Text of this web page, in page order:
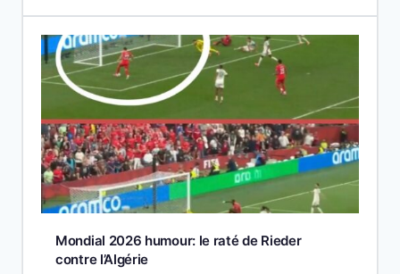
Mondial 2026 humour: le raté de Rieder
contre l’Algérie